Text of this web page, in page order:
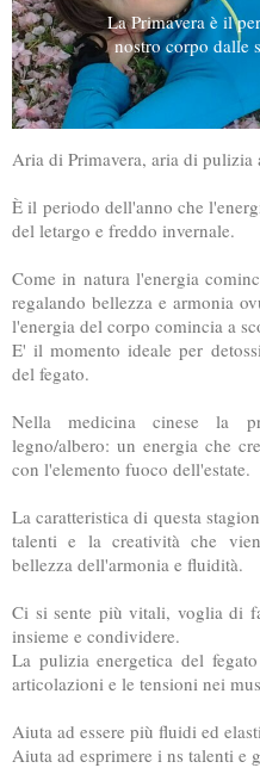
La Primavera è il
nostro corpo dalle
Aria di Primavera, aria di
È il periodo dell'anno che
del letargo e freddo invernale.
Come in natura l'energia
regalando bellezza e armonia
l'energia del corpo comincia a
E' il momento ideale per
del fegato.
Nella medicina cinese la
legno/albero: un energia che
con l'elemento fuoco dell'estate.
La caratteristica di questa
talenti e la creatività che
bellezza dell'armonia e fluidità.
Ci si sente più vitali, voglia di
insieme e condividere.
La pulizia energetica del
articolazioni e le tensioni nei
Aiuta ad essere più fluidi ed
Aiuta ad esprimere i ns talenti e